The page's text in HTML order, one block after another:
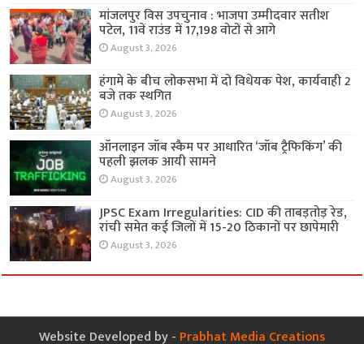
मांजलपुर विस उपचुनाव : भाजपा उम्मीदवार सतीश
पटेल, 11वें राउंड में 17,198 वोटों से आगे
August 3, 2026
हंगामे के बीच लोकसभा में दो विधेयक पेश, कार्यवाही 2
बजे तक स्थगित
August 3, 2026
ऑनलाइन जॉब स्कैम पर आधारित ‘जॉब ट्रैफिकिंग’ की
पहली झलक आयी सामने
August 3, 2026
JPSC Exam Irregularities: CID की ताबड़तोड़ रेड,
रांची समेत कई जिलों में 15-20 ठिकानों पर छापेमारी
August 3, 2026
Website Developed by - Prabhat Media Creations